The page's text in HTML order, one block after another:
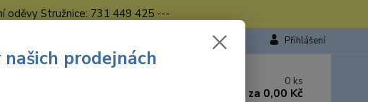
oděvy Stružnice: 731 449 425 ---
Přihlášení
Nevíte si rady? Zavolejte.
0 ks
za 0,00 Kč
prodejnách